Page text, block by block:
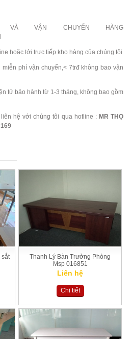
VÀ VẬN CHUYỂN HÀNG
tới trực tiếp kho hàng của chúng tôi
phí vận chuyển,< 7trđ không bao vận
bảo hành từ 1-3 tháng, không bao gồm
hệ với chúng tôi qua hotline : MR THỌ
sắt
Thanh Lý Bàn Trưởng Phòng
Msp 016851
Liên hệ
Chi tiết